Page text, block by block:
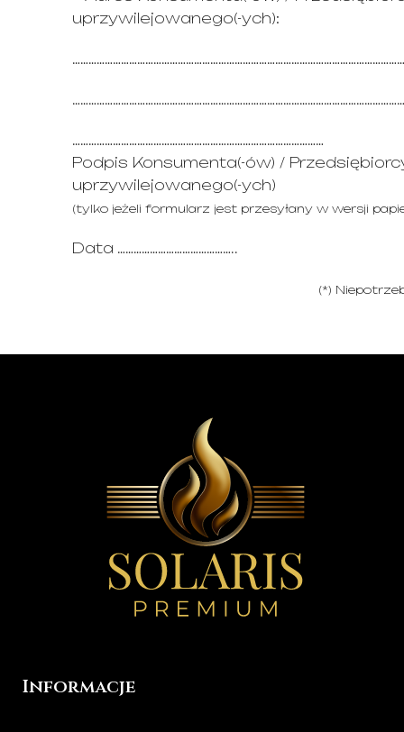
uprzywilejowanego(-ych):
…………………………………………………………………………………
Podpis Konsumenta(-ów) /
uprzywilejowanego(-ych)
(tylko jeżeli formularz jest przesyłany w wersji
Data ……………………………………..
(*)
Informacje